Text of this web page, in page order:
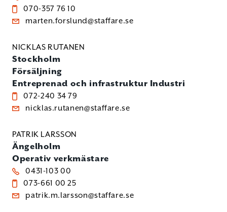
070-357 76 10
marten.forslund@staffare.se
NICKLAS RUTANEN
Stockholm
Försäljning
Entreprenad och infrastruktur Industri
072-240 34 79
nicklas.rutanen@staffare.se
PATRIK LARSSON
Ängelholm
Operativ verkmästare
0431-103 00
073-661 00 25
patrik.m.larsson@staffare.se